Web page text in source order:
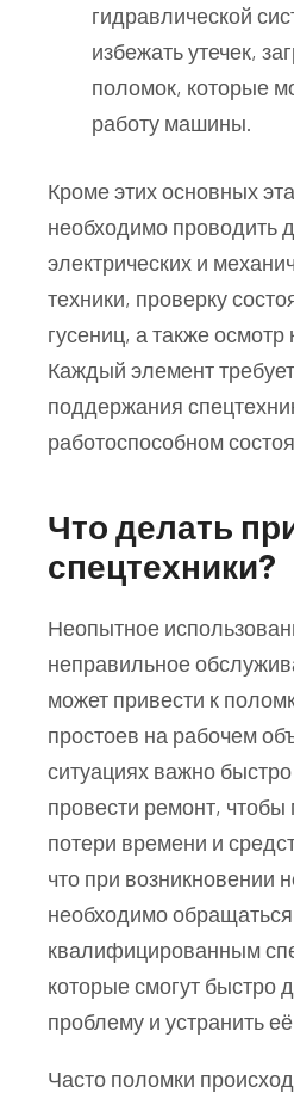
гидравлической
избежать утечек,
поломок, которые
работу машины.
Кроме этих основных
необходимо проводить
электрических и
техники, проверку
гусениц, а также осмотр
Каждый элемент
поддержания
работоспособном
Что делать
спецтехники?
Неопытное
неправильное
может привести к
простоев на рабочем
ситуациях важно
провести ремонт,
потери времени и
что при возникновении
необходимо обращаться
квалифицированным
которые смогут быстро
проблему и устранить
Часто поломки